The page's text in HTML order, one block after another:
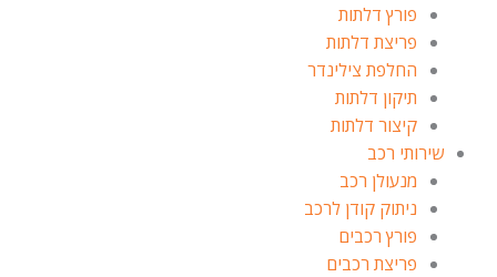
פורץ דלתות
פריצת דלתות
החלפת צילינדר
תיקון דלתות
קיצור דלתות
שירותי רכב
מנעולן רכב
ניתוק קודן לרכב
פורץ רכבים
פריצת רכבים